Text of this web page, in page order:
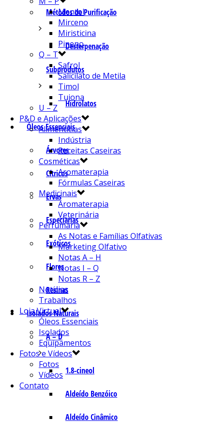
Métodos de Purificação
Desterpenação
Subprodutos
Hidrolatos
Óleos Essenciais
Árvores
Cítricos
Ervas
Especiarias
Exóticos
Flores
Resinas
Isolados Naturais
A – D
1.8-cineol
Aldeído Benzóico
Aldeído Cinâmico
Mentol
Mirceno
Miristicina
Pineno
Q – T
Safrol
Salicilato de Metila
Timol
Tujona
U – Z
P&D e Aplicações
Alimentícias
Indústria
Receitas Caseiras
Cosméticas
Aromaterapia
Fórmulas Caseiras
Medicinais
Aromaterapia
Veterinária
Perfumaria
As Notas e Famílias Olfativas
Marketing Olfativo
Notas A – H
Notas I – Q
Notas R – Z
Notícias
Trabalhos
Loja Virtual
Óleos Essenciais
Isolados
Equipamentos
Fotos e Vídeos
Fotos
Vídeos
Contato